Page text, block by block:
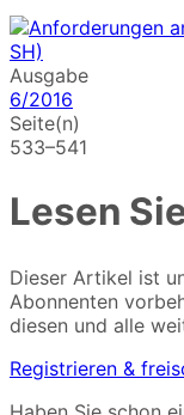
Ausgabe
6/2016
Seite(n)
533–541
Lesen
Dieser Artikel ist
Abonnenten
diesen und alle
Registrieren &